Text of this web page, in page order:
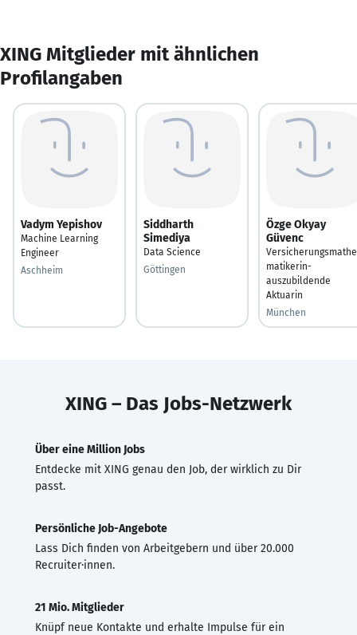
XING Mitglieder mit ähnlichen
Profilangaben
Vadym Yepishov
Machine Learning
Engineer
Aschheim
Siddharth
Simediya
Data Science
Göttingen
Özge Okyay
Güvenc
Versicherungsmathe
matikerin-
auszubildende
Aktuarin
München
XING – Das Jobs-Netzwerk
Über eine Million Jobs
Entdecke mit XING genau den Job, der wirklich zu Dir
passt.
Persönliche Job-Angebote
Lass Dich finden von Arbeitgebern und über 20.000
Recruiter·innen.
21 Mio. Mitglieder
Knüpf neue Kontakte und erhalte Impulse für ein